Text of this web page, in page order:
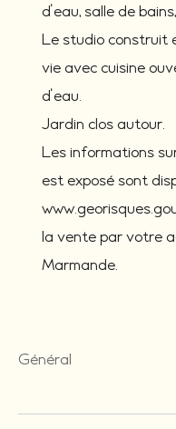
d'eau, salle de
Le studio construit
vie avec cuisine
d'eau.
Jardin clos autour.
Les informations
est exposé sont
la vente par votre
Marmande.
général